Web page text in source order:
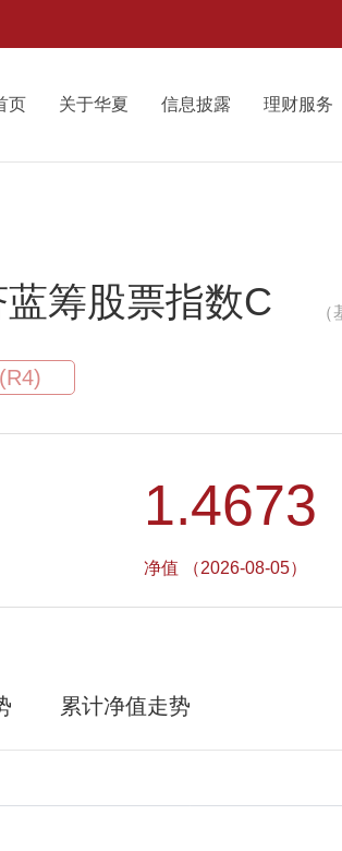
页 关于华夏 信息披露 理财服务
筹股票指数C
1.4673
净值 （2026-08-05）
累计净值走势